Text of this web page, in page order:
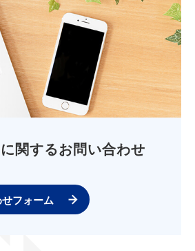
関するお問い合わせ
フォーム